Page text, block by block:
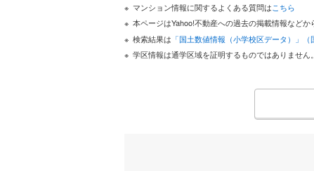
マンション情報に関するよくある質問はこちら
本ページはYahoo!不動産への過去の掲載情報など
検索結果は 「国土数値情報（小学校区データ）」（
学区情報は通学区域を証明するものではありませ